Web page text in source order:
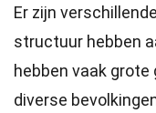
Er zijn
structuur hebben
hebben vaak
diverse